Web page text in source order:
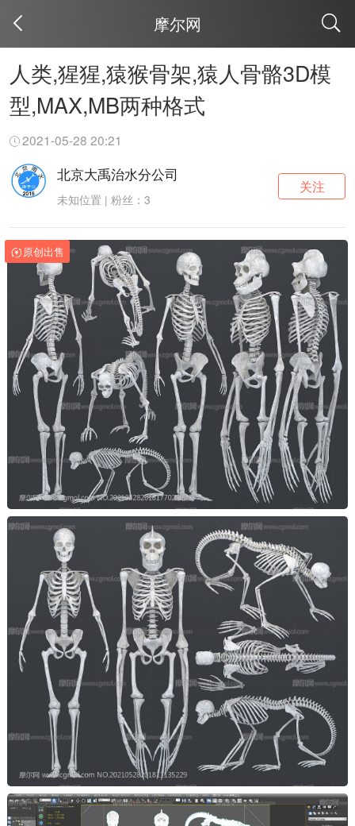
摩尔网
人类,猩猩,猿猴骨架,猿人骨骼3D模
型,MAX,MB两种格式
2021-05-28 20:21
北京大禹治水分公司
未知位置 | 粉丝：3
关注
原创出售
取消